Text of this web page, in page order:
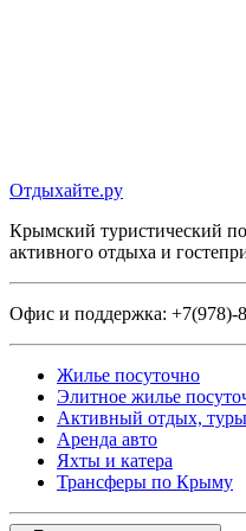
Отдыхайте.ру
Крымский туристический
активного отдыха и
Офис и поддержка: +7(978)-
Жилье посуточно
Элитное жилье
Активный отдых, туры
Аренда авто
Яхты и катера
Трансферы по Крыму